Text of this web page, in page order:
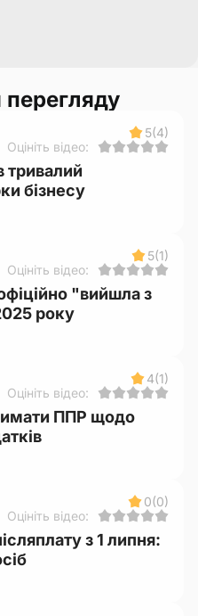
перегляду
5(4)
Оцініть відео:
тривалий
бізнесу
5(1)
Оцініть відео:
"вийшла з
року
4(1)
Оцініть відео:
ППР щодо
0(0)
Оцініть відео:
з 1 липня: